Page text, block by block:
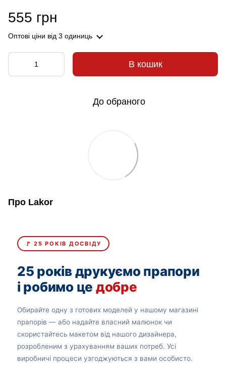
555 грн
Оптові ціни від 3 одиниць
В кошик
До обраного
Про Lakor
🚩 25 РОКІВ ДОСВІДУ
25 років друкуємо прапори
і робимо це добре
Обирайте одну з готових моделей у нашому магазині
прапорів — або надайте власний малюнок чи
скористайтесь макетом від нашого дизайнера,
розробленим з урахуванням ваших потреб. Усі
виробничі процеси узгоджуються з вами особисто.